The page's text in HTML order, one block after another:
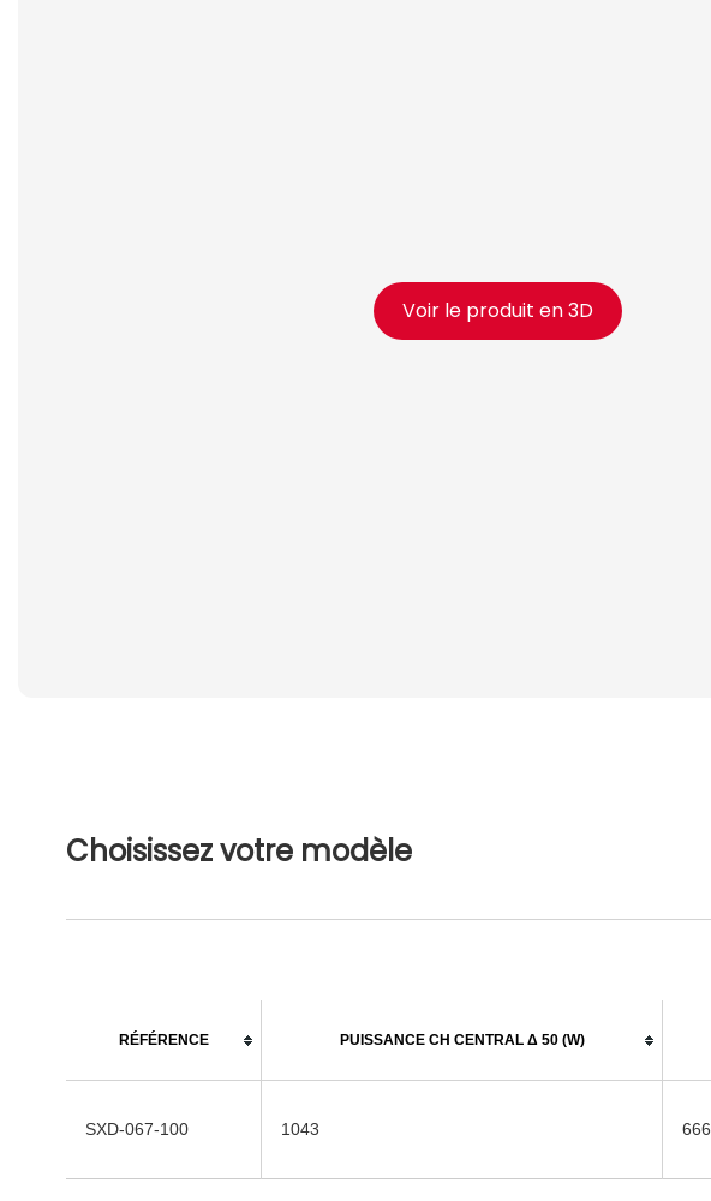
Voir le produit en 3D
Choisissez votre modèle
RÉFÉRENCE PUISSANCE CH CENTRAL Δ 50 (W)
SXD-067-100 1043 666